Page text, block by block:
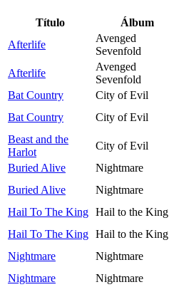
Título Álbum
Afterlife
Avenged
Sevenfold
Afterlife
Avenged
Sevenfold
Bat Country
City of Evil
Bat Country
City of Evil
Beast and the
Harlot
City of Evil
Buried Alive
Nightmare
Buried Alive
Nightmare
Hail To The King Hail to the King
Hail To The King Hail to the King
Nightmare
Nightmare
Nightmare
Nightmare